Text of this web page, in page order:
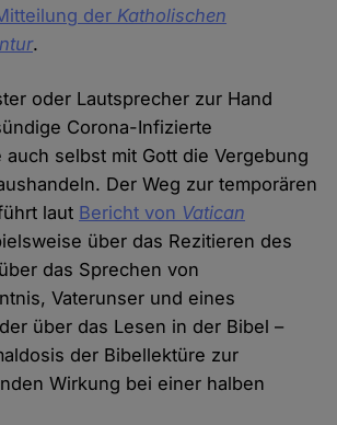
der Katholischen
.
oder Lautsprecher zur Hand
Corona-Infizierte
auch selbst mit Gott die Vergebung
Der Weg zur temporären
laut Bericht von Vatican
über das Rezitieren des
das Sprechen von
Vaterunser und eines
über das Lesen in der Bibel –
der Bibellektüre zur
Wirkung bei einer halben